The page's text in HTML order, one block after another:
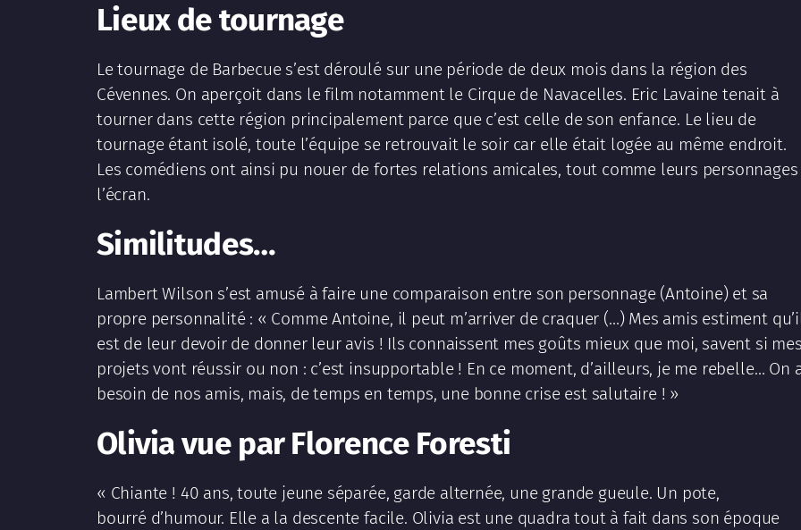
Lieux de tournage
Le tournage de Barbecue s’est déroulé sur une période de deux mois dans la région des
Cévennes. On aperçoit dans le film notamment le Cirque de Navacelles. Eric Lavaine tenait à
tourner dans cette région principalement parce que c’est celle de son enfance. Le lieu de
tournage étant isolé, toute l’équipe se retrouvait le soir car elle était logée au même endroit.
Les comédiens ont ainsi pu nouer de fortes relations amicales, tout comme leurs personnages
l’écran.
Similitudes…
Lambert Wilson s’est amusé à faire une comparaison entre son personnage (Antoine) et sa
propre personnalité : « Comme Antoine, il peut m’arriver de craquer (…) Mes amis estiment
est de leur devoir de donner leur avis ! Ils connaissent mes goûts mieux que moi, savent si
projets vont réussir ou non : c’est insupportable ! En ce moment, d’ailleurs, je me rebelle… On
besoin de nos amis, mais, de temps en temps, une bonne crise est salutaire ! »
Olivia vue par Florence Foresti
« Chiante ! 40 ans, toute jeune séparée, garde alternée, une grande gueule. Un pote,
bourré d’humour. Elle a la descente facile. Olivia est une quadra tout à fait dans son époque